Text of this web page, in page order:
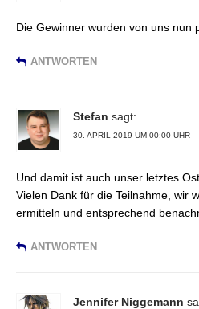
Die Gewinner wurden von uns nun
ANTWORTEN
Stefan sagt:
30. APRIL 2019 UM 00:00 UHR
Und damit ist auch unser letztes
Vielen Dank für die Teilnahme, wir
ermitteln und entsprechend
ANTWORTEN
Jennifer Niggemann